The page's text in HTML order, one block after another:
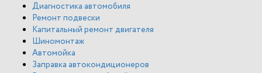
Диагностика автомобиля
Ремонт подвески
Капитальный ремонт двигателя
Шиномонтаж
Автомойка
Заправка автокондиционеров